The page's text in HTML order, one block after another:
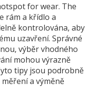
for wear. The
rám a křídlo a
kontrolována, aby
uzavření. Správné
výběr vhodného
mohou výrazně
tipy jsou podrobně
a výměně